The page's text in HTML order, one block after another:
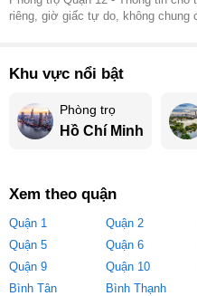
riêng, giờ giấc tự do, không chung
Khu vực nổi bật
Phòng trọ
Hồ Chí Minh
Xem theo quận
Quận 1 Quận 2
Quận 5
Quận 6
Quận 9
Quận 10
Bình Tân
Bình Thạnh